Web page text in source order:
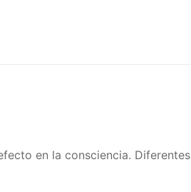
en la consciencia. Diferentes